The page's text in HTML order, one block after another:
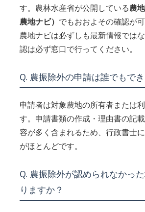
す。農林水産省が公開している農
農地ナビ） でもおおよその確認が
農地ナビは必ずしも最新情報では
認は必ず窓口で行ってください。
Q. 農振除外の申請は誰でもで
申請者は対象農地の所有者または
す。申請書類の作成・理由書の記
容が多く含まれるため、行政書士
がほとんどです。
Q. 農振除外が認められなかっ
りますか？